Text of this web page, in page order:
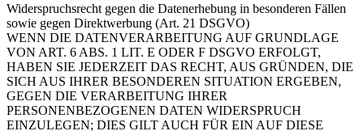
Widerspruchsrecht gegen die Datenerhebung in besonderen Fällen
sowie gegen Direktwerbung (Art. 21 DSGVO)
WENN DIE DATENVERARBEITUNG AUF GRUNDLAGE
VON ART. 6 ABS. 1 LIT. E ODER F DSGVO ERFOLGT,
HABEN SIE JEDERZEIT DAS RECHT, AUS GRÜNDEN, DIE
SICH AUS IHRER BESONDEREN SITUATION ERGEBEN,
GEGEN DIE VERARBEITUNG IHRER
PERSONENBEZOGENEN DATEN WIDERSPRUCH
EINZULEGEN; DIES GILT AUCH FÜR EIN AUF DIESE